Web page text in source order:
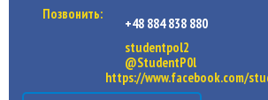
Позвонить:
+48 884 838 880
studentpol2
@StudentP0l
https://www.facebook.com/